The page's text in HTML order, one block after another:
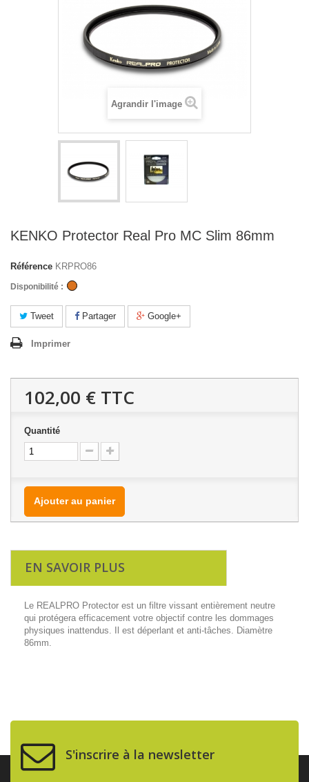
Agrandir l'image
KENKO Protector Real Pro MC Slim 86mm
Référence KRPRO86
Disponibilité :
Tweet Partager Google+
Imprimer
102,00 € TTC
Quantité
Ajouter au panier
EN SAVOIR PLUS
Le REALPRO Protector est un filtre vissant entièrement neutre
qui protégera efficacement votre objectif contre les dommages
physiques inattendus. Il est déperlant et anti-tâches. Diamètre
86mm.
S'inscrire à la newsletter